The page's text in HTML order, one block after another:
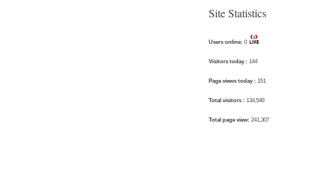
Site Statistics
Users online: 0
Visitors today : 144
Page views today : 151
Total visitors : 134,540
Total page view: 241,307